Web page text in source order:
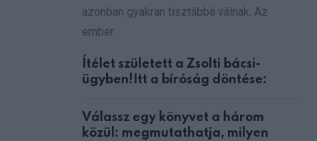
azonban gyakran tisztábbá válnak. Az
ember
Ítélet született a Zsolti bácsi-
ügyben!Itt a bíróság döntése:
Válassz egy könyvet a három
közül: megmutathatja, milyen